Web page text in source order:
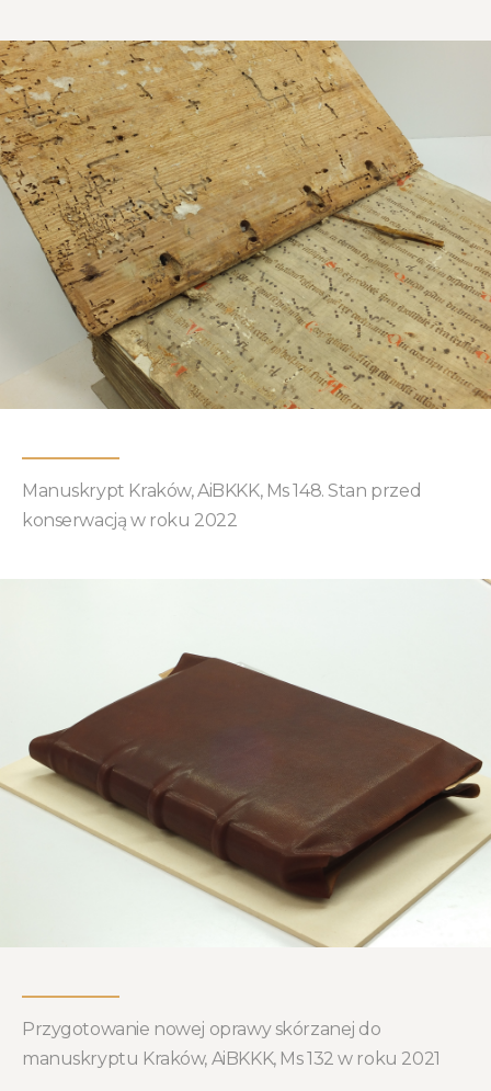
Manuskrypt Kraków, AiBKKK, Ms 148. Stan przed
konserwacją w roku 2022
Przygotowanie nowej oprawy skórzanej do
manuskryptu Kraków, AiBKKK, Ms 132 w roku 2021